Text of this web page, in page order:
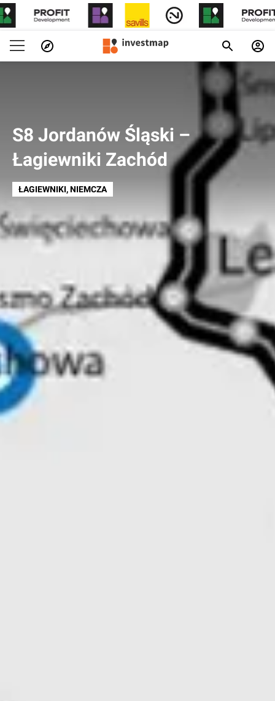
S8 Jordanów Śląski –
Łagiewniki Zachód
ŁAGIEWNIKI, NIEMCZA